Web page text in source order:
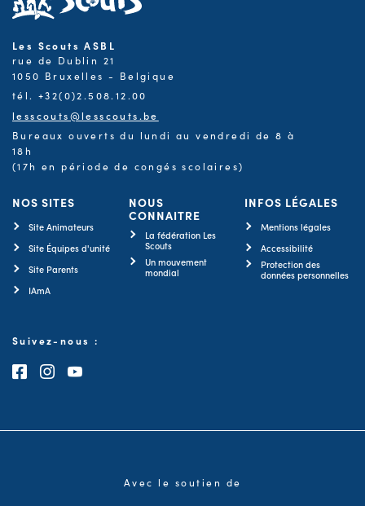
Les Scouts ASBL
rue de Dublin 21
1050 Bruxelles - Belgique
tél. +32(0)2.508.12.00
lesscouts@lesscouts.be
Bureaux ouverts du lundi au vendredi de 8 à
18h
(17h en période de congés scolaires)
NOS SITES
Site Animateurs
Site Équipes d'unité
Site Parents
IAmA
NOUS
CONNAITRE
La fédération Les
Scouts
Un mouvement
mondial
INFOS LÉGALES
Mentions légales
Accessibilité
Protection des
données personnelles
Suivez-nous :
Consultez notre page Facebook
Consultez notre page Instagram
Consultez notre chaîne Youtube
Avec le soutien de